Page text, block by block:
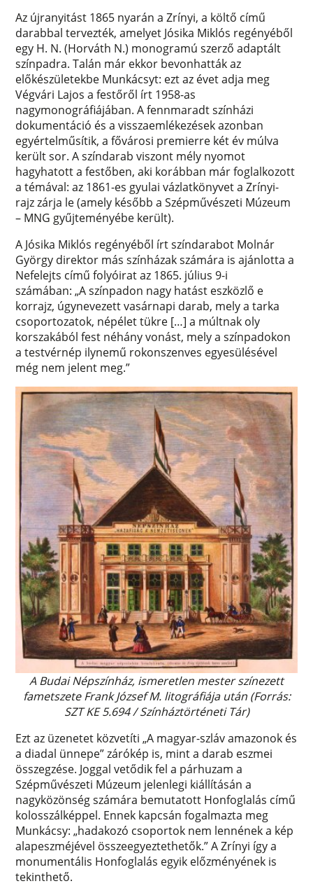
Az újranyitást 1865 nyarán a Zrínyi, a költő című
darabbal tervezték, amelyet Jósika Miklós regényéből
egy H. N. (Horváth N.) monogramú szerző adaptált
színpadra. Talán már ekkor bevonhatták az
előkészületekbe Munkácsyt: ezt az évet adja meg
Végvári Lajos a festőről írt 1958-as
nagymonográfiájában. A fennmaradt színházi
dokumentáció és a visszaemlékezések azonban
egyértelműsítik, a fővárosi premierre két év múlva
került sor. A színdarab viszont mély nyomot
hagyhatott a festőben, aki korábban már foglalkozott
a témával: az 1861-es gyulai vázlatkönyvet a Zrínyi-
rajz zárja le (amely később a Szépművészeti Múzeum
– MNG gyűjteményébe került).
A Jósika Miklós regényéből írt színdarabot Molnár
György direktor más színházak számára is ajánlotta a
Nefelejts című folyóirat az 1865. július 9-i
számában: „A színpadon nagy hatást eszközlő e
korrajz, úgynevezett vasárnapi darab, mely a tarka
csoportozatok, népélet tükre […] a múltnak oly
korszakából fest néhány vonást, mely a színpadokon
a testvérnép ilynemű rokonszenves egyesülésével
még nem jelent meg.”
A Budai Népszínház, ismeretlen mester színezett
fametszete Frank József M. litográfiája után (Forrás:
SZT KE 5.694 / Színháztörténeti Tár)
Ezt az üzenetet közvetíti „A magyar-szláv amazonok és
a diadal ünnepe” zárókép is, mint a darab eszmei
összegzése. Joggal vetődik fel a párhuzam a
Szépművészeti Múzeum jelenlegi kiállításán a
nagyközönség számára bemutatott Honfoglalás című
kolosszálképpel. Ennek kapcsán fogalmazta meg
Munkácsy: „hadakozó csoportok nem lennének a kép
alapeszméjével összeegyeztethetők.” A Zrínyi így a
monumentális Honfoglalás egyik előzményének is
tekinthető.